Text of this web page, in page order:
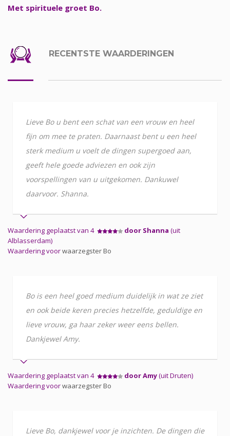
Met spirituele groet Bo.
RECENTSTE WAARDERINGEN
Lieve Bo u bent een schat van een vrouw en heel
fijn om mee te praten. Daarnaast bent u een heel
sterk medium u voelt de dingen supergoed aan,
geeft hele goede adviezen en ook zijn
voorspellingen van u uitgekomen. Dankuwel
daarvoor. Shanna.
Waardering geplaatst van 4 door Shanna (uit
Alblasserdam)
Waardering voorwaarzegster Bo
Bo is een heel goed medium duidelijk in wat ze ziet
en ook beide keren precies hetzelfde, geduldige en
lieve vrouw, ga haar zeker weer eens bellen.
Dankjewel Amy.
Waardering geplaatst van 4 door Amy(uit Druten)
Waardering voorwaarzegster Bo
Lieve Bo, dankjewel voor je inzichten. De dingen die